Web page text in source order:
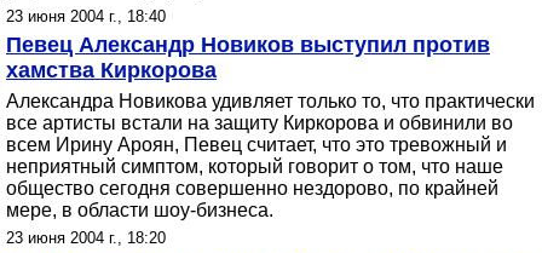
23 июня 2004 г., 18:40
Певец Александр Новиков выступил против
хамства Киркорова
Александра Новикова удивляет только то, что практически
все артисты встали на защиту Киркорова и обвинили во
всем Ирину Ароян, Певец считает, что это тревожный и
неприятный симптом, который говорит о том, что наше
общество сегодня совершенно нездорово, по крайней
мере, в области шоу-бизнеса.
23 июня 2004 г., 18:20